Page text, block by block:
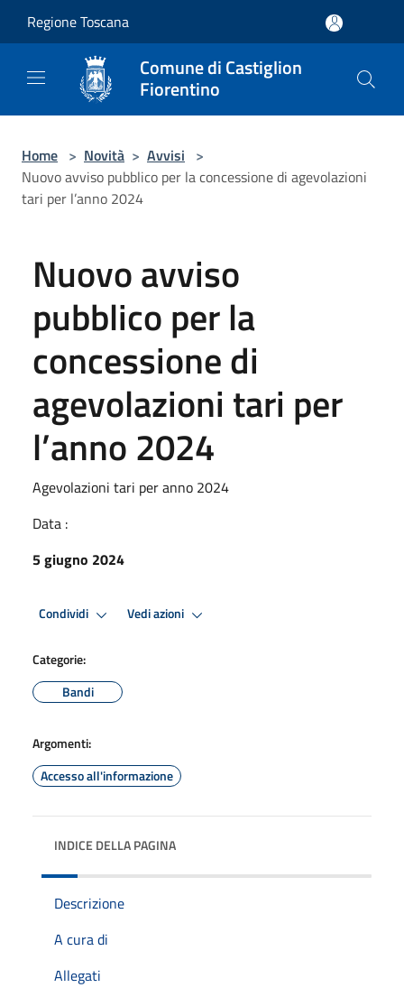
Regione Toscana
Comune di Castiglion
Fiorentino
Home > Novità > Avvisi >
Nuovo avviso pubblico per la concessione di agevolazioni
tari per l’anno 2024
Nuovo avviso
pubblico per la
concessione di
agevolazioni tari per
l’anno 2024
Agevolazioni tari per anno 2024
Data :
5 giugno 2024
Condividi Vedi azioni
Categorie:
Bandi
Argomenti:
Accesso all'informazione
INDICE DELLA PAGINA
Descrizione
A cura di
Allegati